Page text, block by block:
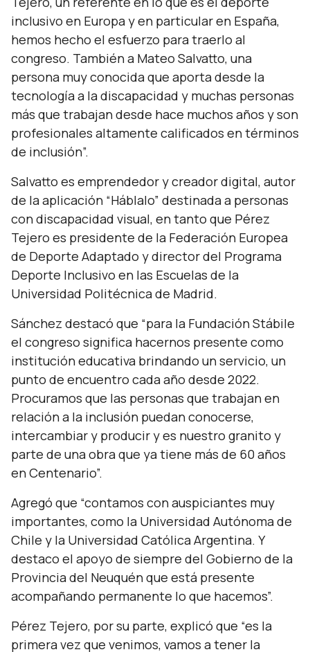
inclusivo en Europa y en particular en España,
hemos hecho el esfuerzo para traerlo al
congreso. También a Mateo Salvatto, una
persona muy conocida que aporta desde la
tecnología a la discapacidad y muchas personas
más que trabajan desde hace muchos años y son
profesionales altamente calificados en términos
de inclusión”.
Salvatto es emprendedor y creador digital, autor
de la aplicación “Háblalo” destinada a personas
con discapacidad visual, en tanto que Pérez
Tejero es presidente de la Federación Europea
de Deporte Adaptado y director del Programa
Deporte Inclusivo en las Escuelas de la
Universidad Politécnica de Madrid.
Sánchez destacó que “para la Fundación Stábile
el congreso significa hacernos presente como
institución educativa brindando un servicio, un
punto de encuentro cada año desde 2022.
Procuramos que las personas que trabajan en
relación a la inclusión puedan conocerse,
intercambiar y producir y es nuestro granito y
parte de una obra que ya tiene más de 60 años
en Centenario”.
Agregó que “contamos con auspiciantes muy
importantes, como la Universidad Autónoma de
Chile y la Universidad Católica Argentina. Y
destaco el apoyo de siempre del Gobierno de la
Provincia del Neuquén que está presente
acompañando permanente lo que hacemos”.
Pérez Tejero, por su parte, explicó que “es la
primera vez que venimos, vamos a tener la